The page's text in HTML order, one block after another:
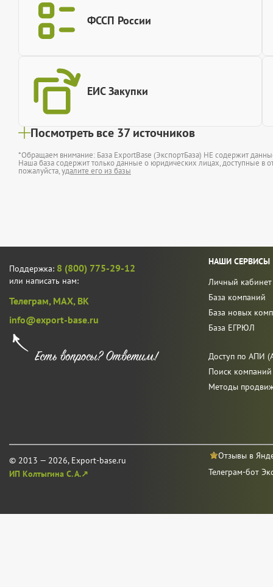
ФССП России
ЕИС Закупки
Посмотреть все 37 источников
*Обращаем внимание: База ExportBase (ЭкспортБаза) НЕ содержит
Наша база содержит только данные о юридических лицах, доступные в
пожалуйста,удалите его из базы
Поддержка: 8 (800) 775-29-12
или написать нам:
Телеграм, MAX, ВК
info@export-base.ru
© 2013 — 2026, Export-base.ru
ИП Колтыгина С. А.↗
НАШИ СЕРВИСЫ
Личный кабинет
База компаний
База новых
База ЕГРЮЛ
Доступ по АПИ
Поиск
Методы
Отзывы в
Телеграм-бот